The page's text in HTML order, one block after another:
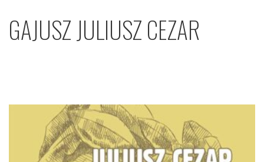
GAJUSZ JULIUSZ CEZAR